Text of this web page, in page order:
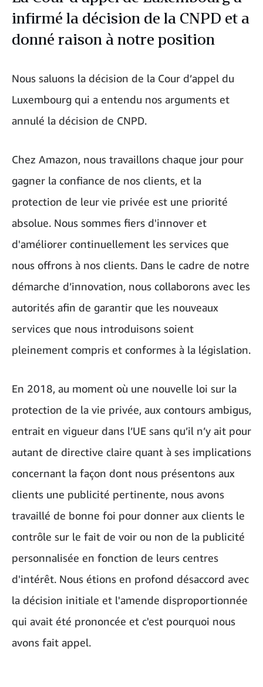
infirmé la décision de la CNPD et a
donné raison à notre position
Nous saluons la décision de la Cour d’appel du
Luxembourg qui a entendu nos arguments et
annulé la décision de CNPD.
Chez Amazon, nous travaillons chaque jour pour
gagner la confiance de nos clients, et la
protection de leur vie privée est une priorité
absolue. Nous sommes fiers d'innover et
d'améliorer continuellement les services que
nous offrons à nos clients. Dans le cadre de notre
démarche d’innovation, nous collaborons avec les
autorités afin de garantir que les nouveaux
services que nous introduisons soient
pleinement compris et conformes à la législation.
En 2018, au moment où une nouvelle loi sur la
protection de la vie privée, aux contours ambigus,
entrait en vigueur dans l’UE sans qu’il n’y ait pour
autant de directive claire quant à ses implications
concernant la façon dont nous présentons aux
clients une publicité pertinente, nous avons
travaillé de bonne foi pour donner aux clients le
contrôle sur le fait de voir ou non de la publicité
personnalisée en fonction de leurs centres
d'intérêt. Nous étions en profond désaccord avec
la décision initiale et l'amende disproportionnée
qui avait été prononcée et c'est pourquoi nous
avons fait appel.